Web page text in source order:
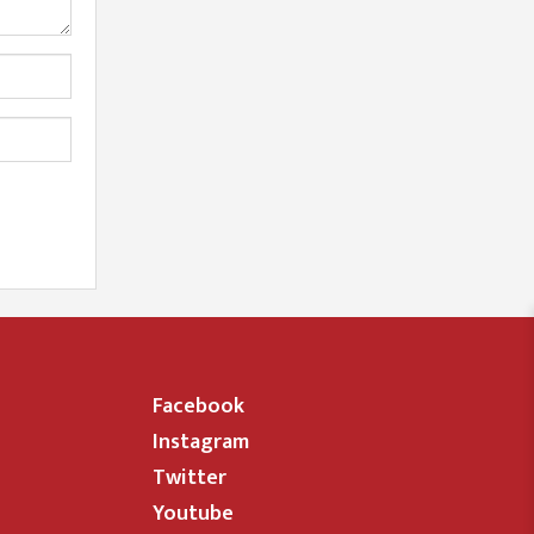
Facebook
Instagram
Twitter
Youtube